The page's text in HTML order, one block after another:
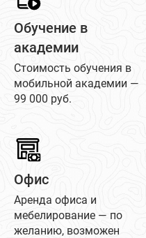
Обучение в
академии
Стоимость обучения в
мобильной академии —
99 000 руб.
Офис
Аренда офиса и
мебелирование — по
желанию, возможен